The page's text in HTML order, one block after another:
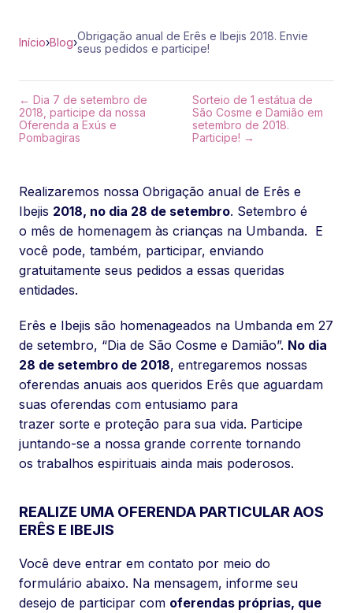
Início›Blog›Obrigação anual de Erês e Ibejis 2018. Envie
seus pedidos e participe!
← Dia 7 de setembro de
2018, participe da nossa
Oferenda a Exús e
Pombagiras
Sorteio de 1 estátua de
São Cosme e Damião em
setembro de 2018.
Participe! →
Realizaremos nossa Obrigação anual de Erês e
Ibejis 2018, no dia 28 de setembro. Setembro é
o mês de homenagem às crianças na Umbanda. E
você pode, também, participar, enviando
gratuitamente seus pedidos a essas queridas
entidades.
Erês e Ibejis são homenageados na Umbanda em 27
de setembro, “Dia de São Cosme e Damião”. No dia
28 de setembro de 2018, entregaremos nossas
oferendas anuais aos queridos Erês que aguardam
suas oferendas com entusiamo para
trazer sorte e proteção para sua vida. Participe
juntando-se a nossa grande corrente tornando
os trabalhos espirituais ainda mais poderosos.
REALIZE UMA OFERENDA PARTICULAR AOS
ERÊS E IBEJIS
Você deve entrar em contato por meio do
formulário abaixo. Na mensagem, informe seu
desejo de participar com oferendas próprias, que